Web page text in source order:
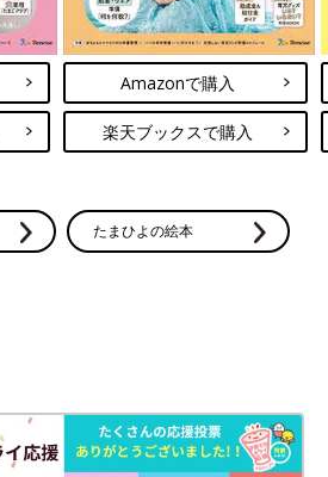
イントに！重ね風がおしゃれ
Amazonで購入
楽天ブックスで購入
たまひよの絵本